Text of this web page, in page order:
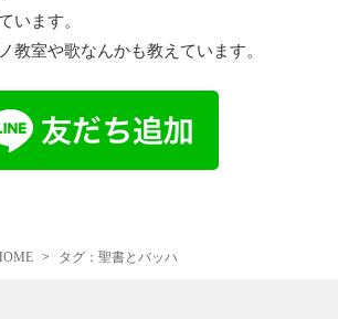
います。
教室や歌なんかも教えています。
タグ：聖書とバッハ